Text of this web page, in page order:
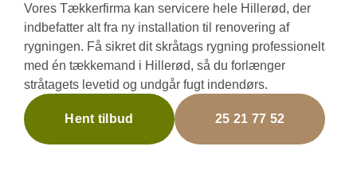
Vores Tækkerfirma kan servicere hele Hillerød, der
indbefatter alt fra ny installation til renovering af
rygningen. Få sikret dit skråtags rygning professionelt
med én tækkemand i Hillerød, så du forlænger
stråtagets levetid og undgår fugt indendørs.
Hent tilbud 25 21 77 52